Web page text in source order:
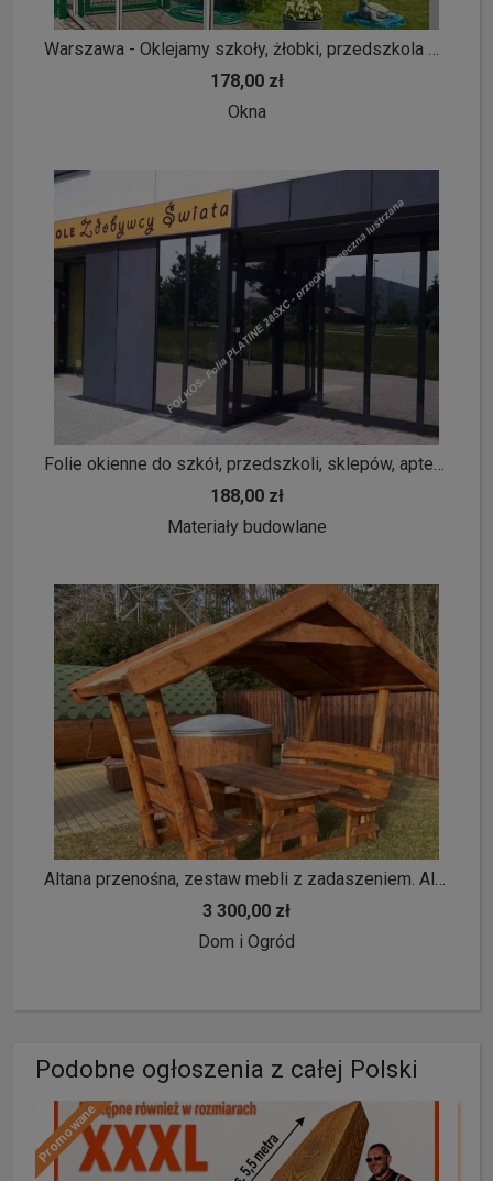
178,00 zł
Okna
188,00 zł
Materiały budowlane
3 300,00 zł
Dom i Ogród
Podobne ogłoszenia z całej Polski
Promowane